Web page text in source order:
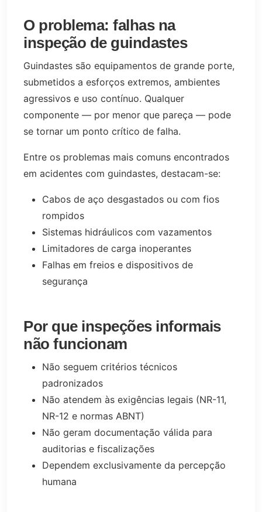
O problema: falhas na
inspeção de guindastes
Guindastes são equipamentos de grande porte,
submetidos a esforços extremos, ambientes
agressivos e uso contínuo. Qualquer
componente — por menor que pareça — pode
se tornar um ponto crítico de falha.
Entre os problemas mais comuns encontrados
em acidentes com guindastes, destacam-se:
Cabos de aço desgastados ou com fios
rompidos
Sistemas hidráulicos com vazamentos
Limitadores de carga inoperantes
Falhas em freios e dispositivos de
segurança
Por que inspeções informais
não funcionam
Não seguem critérios técnicos
padronizados
Não atendem às exigências legais (NR-11,
NR-12 e normas ABNT)
Não geram documentação válida para
auditorias e fiscalizações
Dependem exclusivamente da percepção
humana